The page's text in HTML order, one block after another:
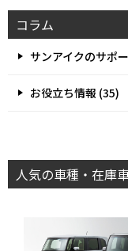
コラム
サンアイクのサポ
お役立ち情報 (35)
人気の車種・在庫